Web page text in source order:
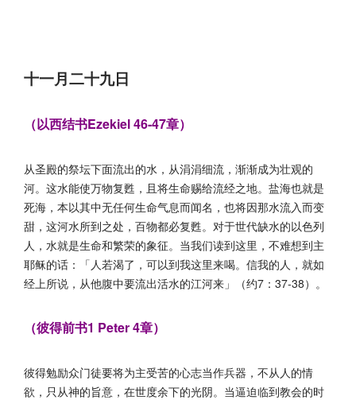
十一月二十九日
（以西结书Ezekiel 46-47章）
从圣殿的祭坛下面流出的水，从涓涓细流，渐渐成为壮观的
河。这水能使万物复甦，且将生命赐给流经之地。盐海也就是
死海，本以其中无任何生命气息而闻名，也将因那水流入而变
甜，这河水所到之处，百物都必复甦。对于世代缺水的以色列
人，水就是生命和繁荣的象征。当我们读到这里，不难想到主
耶稣的话：「人若渴了，可以到我这里来喝。信我的人，就如
经上所说，从他腹中要流出活水的江河来」（约7：37-38）。
（彼得前书1 Peter 4章）
彼得勉励众门徒要将为主受苦的心志当作兵器，不从人的情
欲，只从神的旨意，在世度余下的光阴。当逼迫临到教会的时